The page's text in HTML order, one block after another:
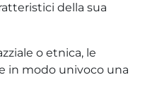
della sua
o etnica, le
in modo univoco una